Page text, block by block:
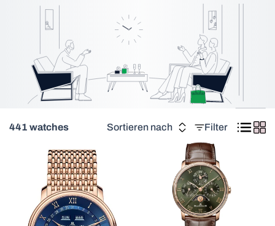
441 watches Sortieren nach Filter